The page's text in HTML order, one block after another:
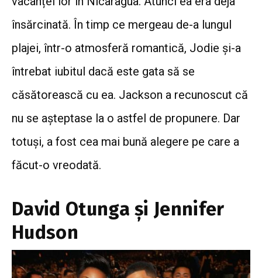
însărcinată. În timp ce mergeau de-a lungul
plajei, într-o atmosferă romantică, Jodie și-a
întrebat iubitul dacă este gata să se
căsătorească cu ea. Jackson a recunoscut că
nu se așteptase la o astfel de propunere. Dar
totuși, a fost cea mai bună alegere pe care a
făcut-o vreodată.
David Otunga și Jennifer
Hudson